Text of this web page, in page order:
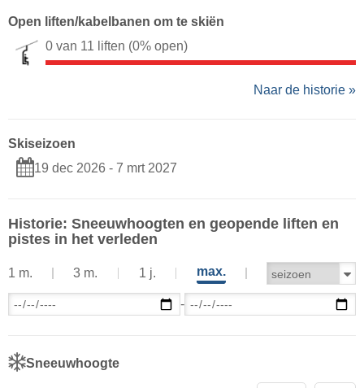
Open liften/kabelbanen om te skiën
0 van 11 liften (0% open)
Naar de historie »
Skiseizoen
19 dec 2026 - 7 mrt 2027
Historie: Sneeuwhoogten en geopende liften en
pistes in het verleden
1 m. 3 m. 1 j. max.
-
Sneeuwhoogte